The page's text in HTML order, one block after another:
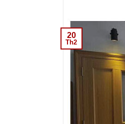
20
Th2